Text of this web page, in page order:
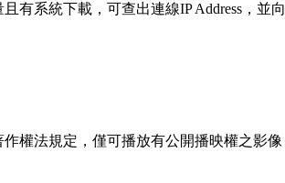
有系統下載，可查出連線IP Address ，並
權法規定，僅可播放有公開播映權之影